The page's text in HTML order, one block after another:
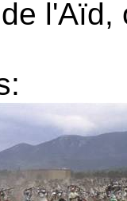
l'Aïd,